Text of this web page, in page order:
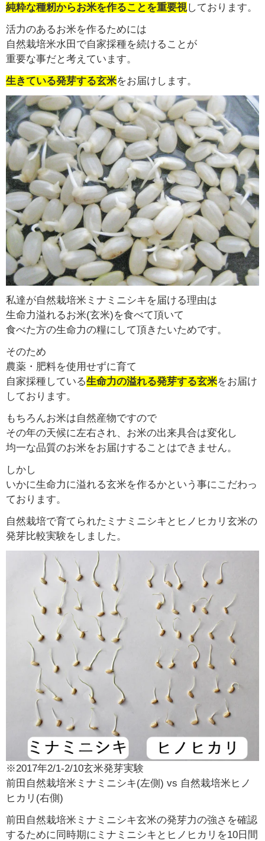
純粋な種籾からお米を作ることを重要視しております。
活力のあるお米を作るためには
自然栽培米水田で自家採種を続けることが
重要な事だと考えています。
生きている発芽する玄米をお届けします。
私達が自然栽培米ミナミニシキを届ける理由は
生命力溢れるお米(玄米)を食べて頂いて
食べた方の生命力の糧にして頂きたいためです。
そのため
農薬・肥料を使用せずに育て
自家採種している生命力の溢れる発芽する玄米をお届け
しております。
もちろんお米は自然産物ですので
その年の天候に左右され、お米の出来具合は変化し
均一な品質のお米をお届けすることはできません。
しかし
いかに生命力に溢れる玄米を作るかという事にこだわっ
ております。
自然栽培で育てられたミナミニシキとヒノヒカリ玄米の
発芽比較実験をしました。
※2017年2/1-2/10玄米発芽実験
前田自然栽培米ミナミニシキ(左側) vs 自然栽培米ヒノ
ヒカリ(右側)
前田自然栽培米ミナミニシキ玄米の発芽力の強さを確認
するために同時期にミナミニシキとヒノヒカリを10日間